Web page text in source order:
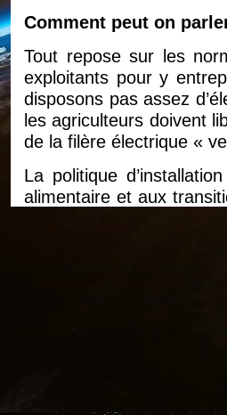
Comment peut on
Tout repose sur les
exploitants pour y
disposons pas assez
les agriculteurs doivent
de la filère électrique «
La politique
alimentaire et aux
le renouvellement